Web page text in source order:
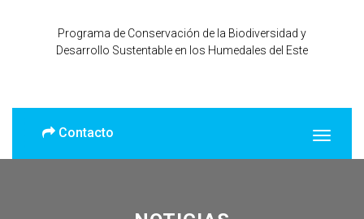
Programa de Conservación de la Biodiversidad y
Desarrollo Sustentable en los Humedales del Este
Contacto